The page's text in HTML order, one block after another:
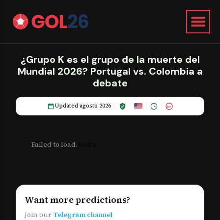
¿Grupo K es el grupo de la muerte del
Mundial 2026? Portugal vs. Colombia a
debate
Updated agosto 2026 18+
Failed to load.
Want more predictions?
Join our Telegram channel